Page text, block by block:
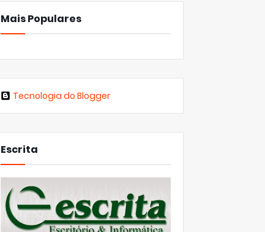
Mais Populares
Tecnologia do Blogger
Escrita